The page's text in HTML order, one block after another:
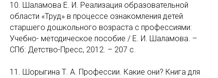
10. Шаламова Е. И. Реализация образовательной
области «Труд» в процессе ознакомления детей
старшего дошкольного возраста с профессиями:
Учебно- методическое пособие / Е. И. Шаламова. –
СПб: Детство-Пресс, 2012. – 207 с.
11. Шорыгина Т. А. Профессии. Какие они? Книга для